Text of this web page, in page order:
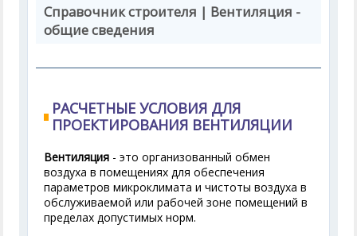
Справочник строителя | Вентиляция -
общие сведения
РАСЧЕТНЫЕ УСЛОВИЯ ДЛЯ
ПРОЕКТИРОВАНИЯ ВЕНТИЛЯЦИИ
Вентиляция - это организованный обмен
воздуха в помещениях для обеспечения
параметров микроклимата и чистоты воздуха в
обслуживаемой или рабочей зоне помещений в
пределах допустимых норм.